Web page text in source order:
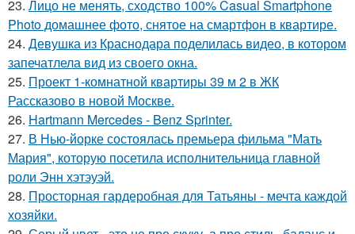
23. Лицо не менять, сходство 100% Casual Smartphone
Photo домашнее фото, снятое на смартфон в квартире.
24. Девушка из Краснодара поделилась видео, в котором
запечатлела вид из своего окна.
25. Проект 1-комнатной квартиры 39 м 2 в ЖК
Рассказово в новой Москве.
26. Hartmann Mercedes - Benz Sprinter.
27. В Нью-йорке состоялась премьера фильма "Мать
Мария", которую посетила исполнительница главной
роли Энн хэтэуэй.
28. Просторная гардеробная для Татьяны - мечта каждой
хозяйки.